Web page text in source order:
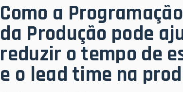
Como a
da Produção pode
reduzir o tempo de
e o lead time na